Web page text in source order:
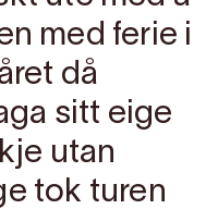
med ferie i
då
sitt eige
utan
tok turen